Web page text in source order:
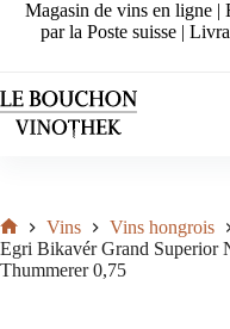
PasserMagasin de vins en ligne |
par la Poste suisse |
Accueil
Vins Vins hongrois
Egri Bikavér Grand Superior
Thummerer 0,75